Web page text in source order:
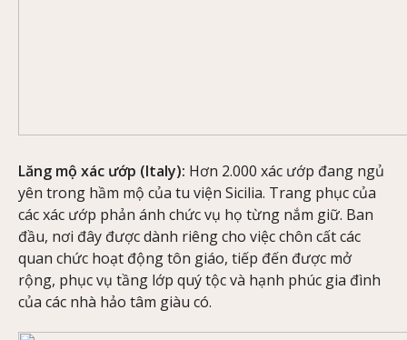
Lăng mộ xác ướp (Italy): Hơn 2.000 xác ướp đang ngủ
yên trong hầm mộ của tu viện Sicilia. Trang phục của
các xác ướp phản ánh chức vụ họ từng nắm giữ. Ban
đầu, nơi đây được dành riêng cho việc chôn cất các
quan chức hoạt động tôn giáo, tiếp đến được mở
rộng, phục vụ tầng lớp quý tộc và hạnh phúc gia đình
của các nhà hảo tâm giàu có.